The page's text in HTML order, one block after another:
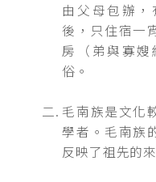
由父母包辦
後，只住宿一
房（弟與寡嫂
俗。
毛南族是文化
學者。毛南族
反映了祖先的